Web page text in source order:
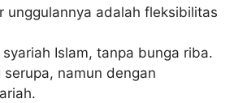
unggulannya adalah fleksibilitas
Islam, tanpa bunga riba.
namun dengan